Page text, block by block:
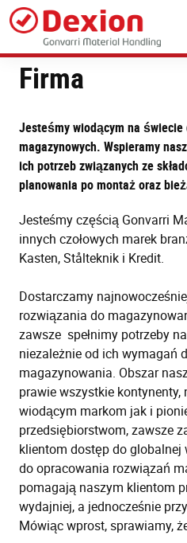
Skip
main
content
Firma
Jesteśmy wiodącym na
magazynowych. Wspieramy
ich potrzeb związanych ze
planowania po montaż oraz
Jesteśmy częścią Gonvarri
innych czołowych marek
Kasten, Stålteknik i Kredit.
Dostarczamy
rozwiązania do
zawsze spełnimy potrzeby
niezależnie od ich wymagań
magazynowania. Obszar
prawie wszystkie
wiodącym markom jak i
przedsiębiorstwom, zawsze
klientom dostęp do
do opracowania rozwiązań
pomagają naszym klientom
wydajniej, a jednocześnie
Mówiąc wprost, sprawiamy,